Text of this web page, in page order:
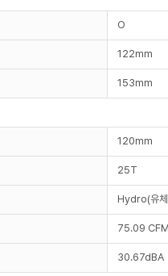
O
122mm
153mm
120mm
25T
Hydro(유
75.09
30.67dBA